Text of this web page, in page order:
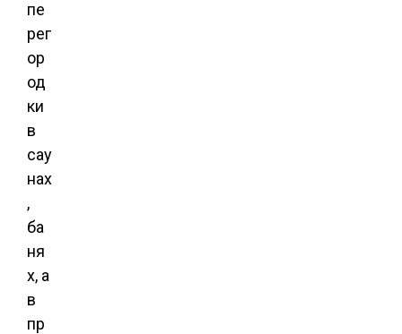
пе
рег
ор
од
ки
в
сау
нах
,
ба
ня
х, а
в
пр